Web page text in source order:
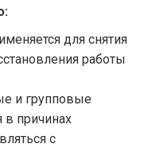
для снятия
работы
и групповые
в причинах
с